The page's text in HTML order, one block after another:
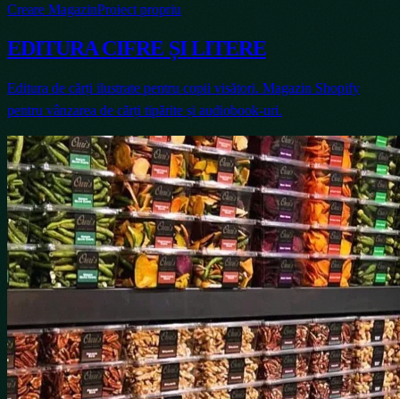
Creare MagazinProiect propriu
EDITURA CIFRE ȘI LITERE
Editura de cărți ilustrate pentru copii visători. Magazin Shopify
pentru vânzarea de cărți tipărite și audiobook-uri.